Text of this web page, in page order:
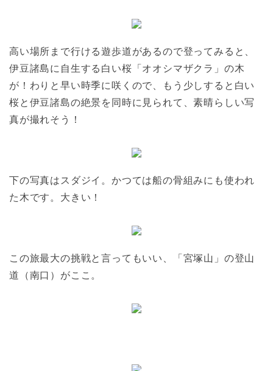
高い場所まで行ける遊歩道があるので登ってみると、
伊豆諸島に自生する白い桜「オオシマザクラ」の木
が！わりと早い時季に咲くので、もう少しすると白い
桜と伊豆諸島の絶景を同時に見られて、素晴らしい写
真が撮れそう！
下の写真はスダジイ。かつては船の骨組みにも使われ
た木です。大きい！
この旅最大の挑戦と言ってもいい、「宮塚山」の登山
道（南口）がここ。